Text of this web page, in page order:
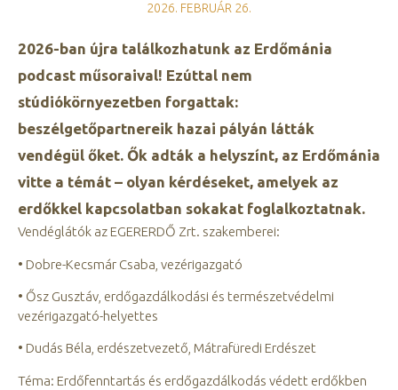
2026. FEBRUÁR 26.
2026-ban újra találkozhatunk az Erdőmánia
podcast műsoraival! Ezúttal nem
stúdiókörnyezetben forgattak:
beszélgetőpartnereik hazai pályán látták
vendégül őket. Ők adták a helyszínt, az Erdőmánia
vitte a témát – olyan kérdéseket, amelyek az
erdőkkel kapcsolatban sokakat foglalkoztatnak.
Vendéglátók az EGERERDŐ Zrt. szakemberei:
• Dobre-Kecsmár Csaba, vezérigazgató
• Ősz Gusztáv, erdőgazdálkodási és természetvédelmi
vezérigazgató-helyettes
• Dudás Béla, erdészetvezető, Mátrafüredi Erdészet
Téma: Erdőfenntartás és erdőgazdálkodás védett erdőkben